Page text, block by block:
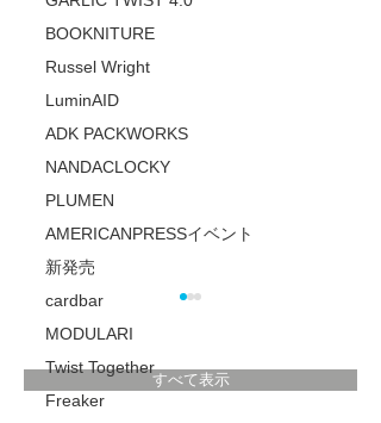
BOOKNITURE
Russel Wright
LuminAID
ADK PACKWORKS
NANDACLOCKY
PLUMEN
AMERICANPRESSイベント
新発売
cardbar
MODULARI
Twist Together
Freaker
すべて表示